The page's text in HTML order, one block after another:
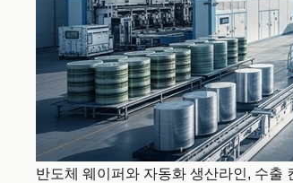
반도체 웨이퍼와 자동화 생산라인, 수출